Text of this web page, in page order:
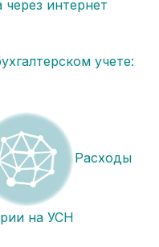
через интернет
учете:
Расходы
на УСН